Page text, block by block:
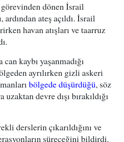
dönen İsrail
ardından ateş açıldı. İsrail
havan atışları ve taarruz
kaybı yaşanmadığı
ayrılırken gizli askeri
bölgede düşürdüğü, söz
devre dışı bırakıldığı
derslerin çıkarıldığını ve
süreceğini bildirdi.